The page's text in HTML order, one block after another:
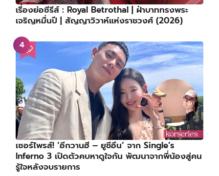
เรื่องย่อซีรีส์ : Royal Betrothal | ฝ่าบาททรงพระ
เจริญหมื่นปี | สัญญาวิวาห์แห่งราชวงศ์ (2026)
เซอร์ไพรส์! ‘อีกวานฮี – ยูชีอึน’ จาก Single’s
Inferno 3 เปิดตัวคบหาดูใจกัน พัฒนาจากพี่น้องสู่คน
รู้ใจหลังจบรายการ